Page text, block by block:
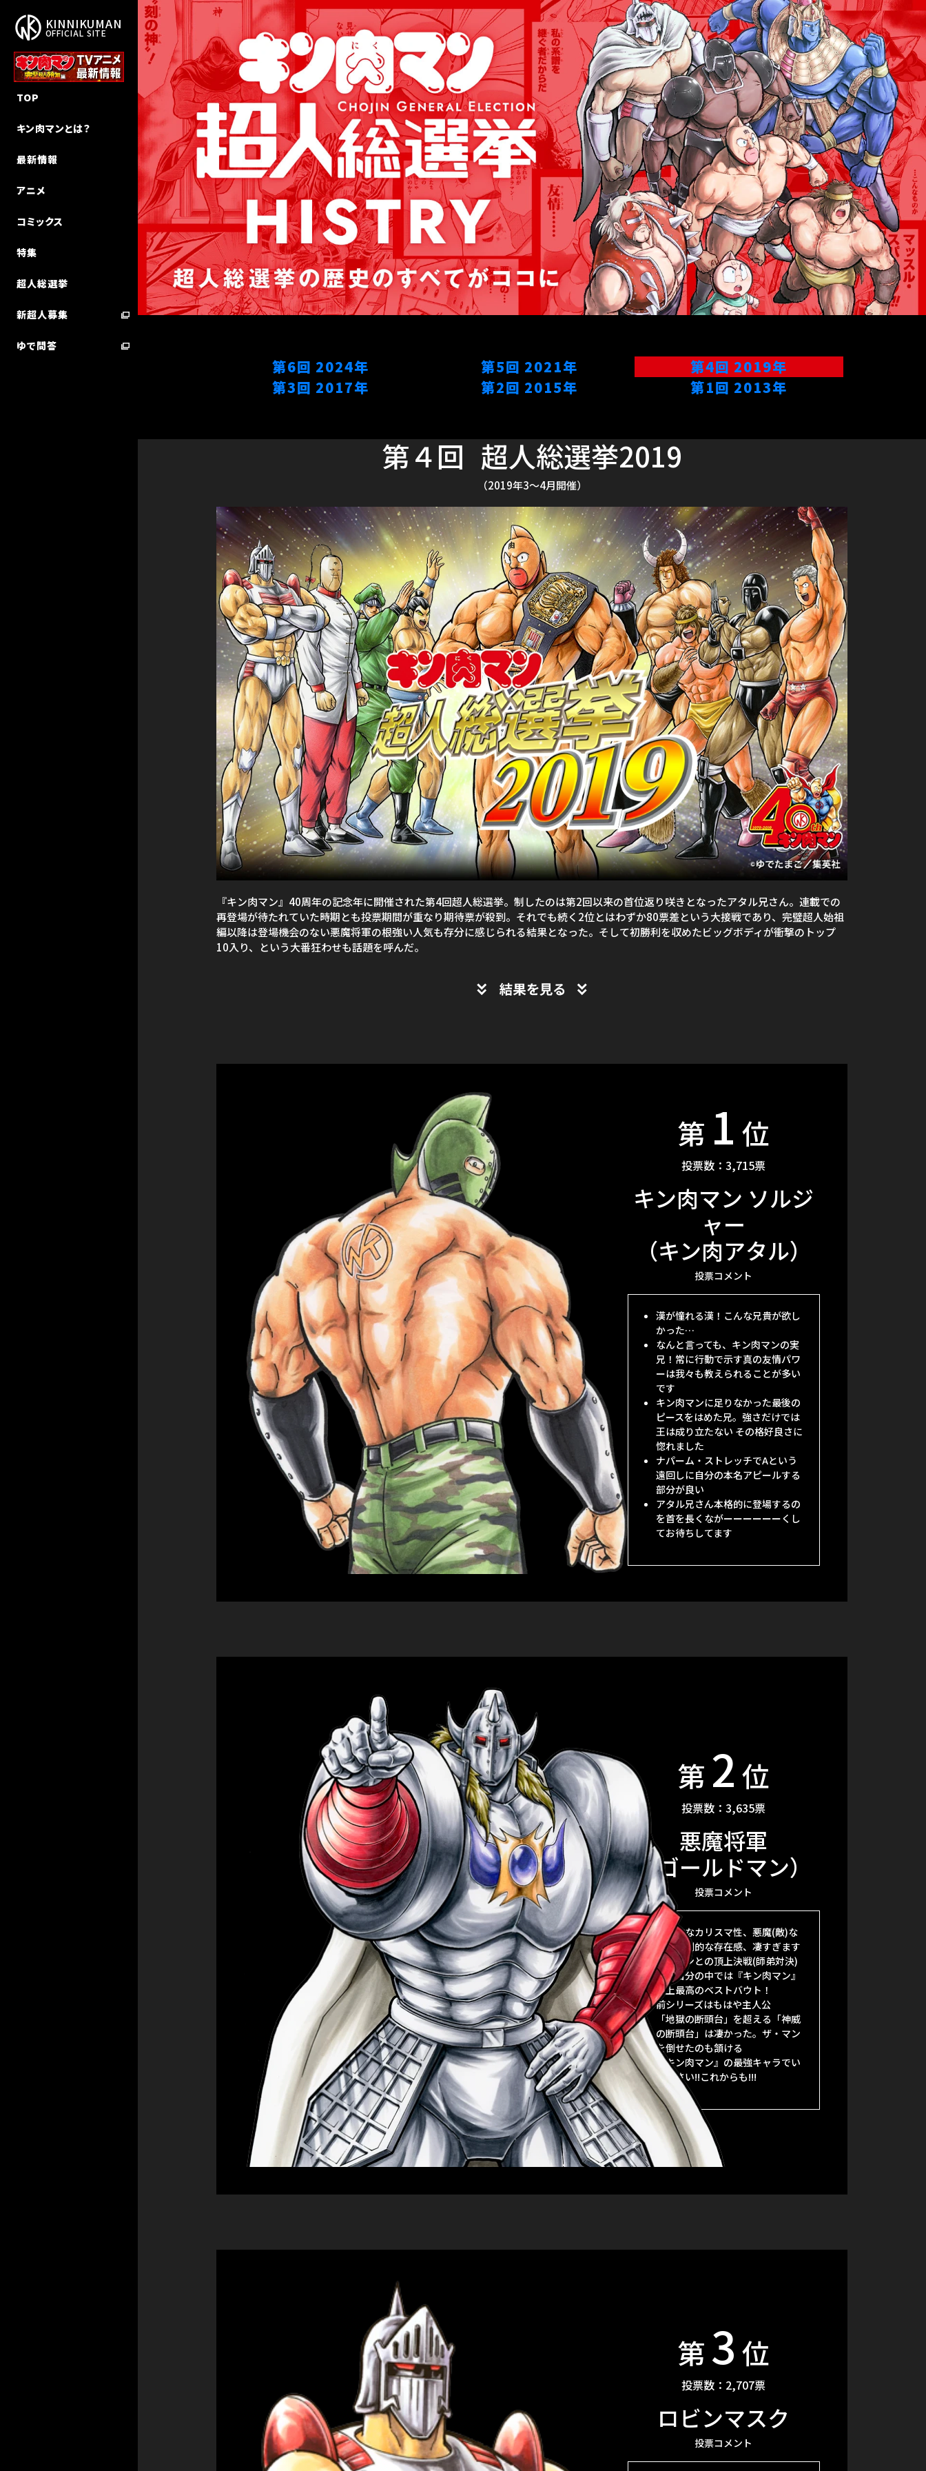
KINNIKUMAN
OFFICIAL SITE
TOP
キン肉マンとは？
作品概要
作者・ゆでたまご先生
ストーリー
超人検索
技検索
最新情報
アニメ
新作アニメ「完璧超人始祖編」
エピソード
声優キャスト
MUSIC
MUSIC（Season 2）
初代アニメ キン⾁マン
初代アニメ キン⾁マン キン⾁星王位争奪編
コミックス
新刊
キン肉マン
キン肉マンII世
キン肉マンII世 究極の超人タッグ編
その他
特集
NEW STORY
キン肉マンⅡ世 追っかけW連載
超人特集
インタビュー
キン肉マン教室
超人総選挙
新超人募集
ゆで問答
第6回 2024年 第5回 2021年 第4回 2019年
第3回 2017年 第2回 2015年 第1回 2013年
第４回 超人総選挙2019
（2019年3～4月開催）
『キン肉マン』40周年の記念年に開催された第4回超人総選挙。制したのは第2回以来の首位返り咲きとなったアタル兄さん。連載での
再登場が待たれていた時期とも投票期間が重なり期待票が殺到。それでも続く2位とはわずか80票差という大接戦であり、完璧超人始祖
編以降は登場機会のない悪魔将軍の根強い人気も存分に感じられる結果となった。そして初勝利を収めたビッグボディが衝撃のトップ
10入り、という大番狂わせも話題を呼んだ。
第 1 位
投票数：3,715票
キン肉マン ソルジ
ャー
（キン肉アタル）
投票コメント
漢が憧れる漢！こんな兄貴が欲し
かった…
なんと言っても、キン肉マンの実
兄！常に行動で示す真の友情パワ
ーは我々も教えられることが多い
です
キン肉マンに足りなかった最後の
ピースをはめた兄。強さだけでは
王は成り立たない その格好良さに
惚れました
ナパーム・ストレッチでAという
遠回しに自分の本名アピールする
部分が良い
アタル兄さん本格的に登場するの
を首を長くながーーーーーーくし
てお待ちしてます
第 2 位
投票数：3,635票
悪魔将軍
（ゴールドマン）
投票コメント
絶対的なカリスマ性、悪魔(敵)な
のに圧倒的な存在感、凄すぎます
ザ・マンとの頂上決戦(師弟対決)
は、自分の中では『キン肉マン』
史上最高のベストバウト！
前シリーズはもはや主人公
「地獄の断頭台」を超える「神威
の断頭台」は凄かった。ザ・マン
を倒せたのも頷ける
『キン肉マン』の最強キャラでい
て下さい!!これからも!!!
第 3 位
投票数：2,707票
ロビンマスク
投票コメント